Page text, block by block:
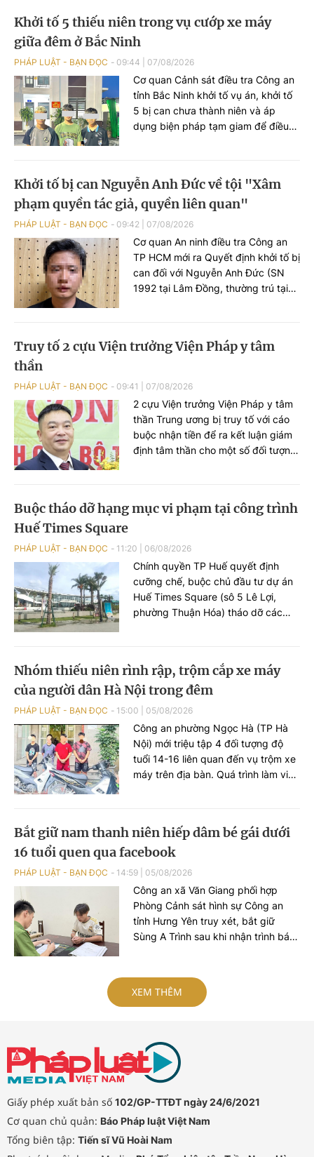
đã ban hành cáo trạng truy tố Lê
Văn Đông cùng loạt đối tượng...
Khởi tố 5 thiếu niên trong vụ cướp xe máy
giữa đêm ở Bắc Ninh
PHÁP LUẬT - BẠN ĐỌC 09:44 07/08/2026
Cơ quan Cảnh sát điều tra Công an
tỉnh Bắc Ninh khởi tố vụ án, khởi tố
5 bị can chưa thành niên và áp
dụng biện pháp tạm giam để điều
Khởi tố bị can Nguyễn Anh Đức về tội "Xâm
phạm quyền tác giả, quyền liên quan"
PHÁP LUẬT - BẠN ĐỌC 09:42 07/08/2026
Cơ quan An ninh điều tra Công an
TP HCM mới ra Quyết định khởi tố bị
can đối với Nguyễn Anh Đức (SN
1992 tại Lâm Đồng, thường trú tại
luật Hình sự năm 2015.
Truy tố 2 cựu Viện trưởng Viện Pháp y tâm
thần
PHÁP LUẬT - BẠN ĐỌC 09:41 07/08/2026
2 cựu Viện trưởng Viện Pháp y tâm
thần Trung ương bị truy tố với cáo
buộc nhận tiền để ra kết luận giám
định tâm thần cho một số đối tượng
Buộc tháo dỡ hạng mục vi phạm tại công trình
Huế Times Square
PHÁP LUẬT - BẠN ĐỌC 11:20 06/08/2026
Chính quyền TP Huế quyết định
cưỡng chế, buộc chủ đầu tư dự án
Huế Times Square (sô 5 Lê Lợi,
phường Thuận Hóa) tháo dỡ các
Nhóm thiếu niên rình rập, trộm cắp xe máy
của người dân Hà Nội trong đêm
PHÁP LUẬT - BẠN ĐỌC 15:00 05/08/2026
Công an phường Ngọc Hà (TP Hà
Nội) mới triệu tập 4 đối tượng độ
tuổi 14-16 liên quan đến vụ trộm xe
máy trên địa bàn. Quá trình làm việc
Bắt giữ nam thanh niên hiếp dâm bé gái dưới
16 tuổi quen qua facebook
PHÁP LUẬT - BẠN ĐỌC 14:59 05/08/2026
Công an xã Văn Giang phối hợp
Phòng Cảnh sát hình sự Công an
tỉnh Hưng Yên truy xét, bắt giữ
Sùng A Trình sau khi nhận trình báo
XEM THÊM
Giấy phép xuất bản số 102/GP-TTĐT ngày 24/6/2021
Cơ quan chủ quản: Báo Pháp luật Việt Nam
Tổng biên tập: Tiến sĩ Vũ Hoài Nam